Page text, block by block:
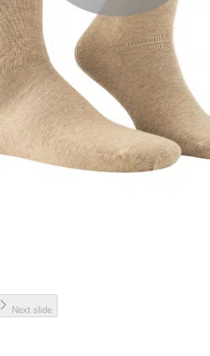
Next slide